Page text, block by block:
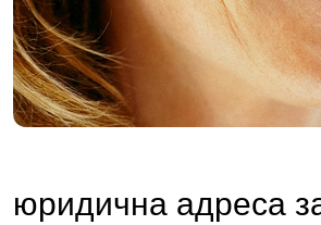
юридична адреса